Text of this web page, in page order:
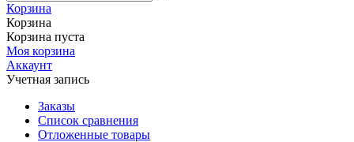
Корзина
Корзина
Корзина пуста
Моя корзина
Аккаунт
Учетная запись
Заказы
Список сравнения
Отложенные товары